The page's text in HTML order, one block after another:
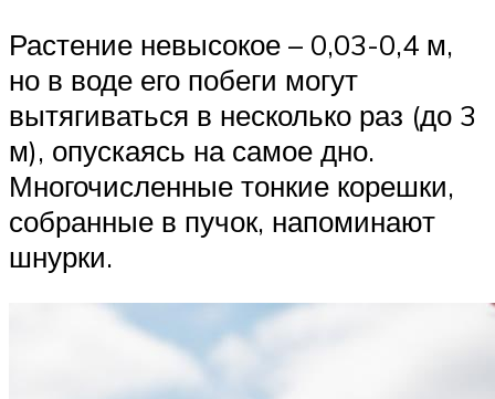
Растение невысокое – 0,03-0,4 м,
но в воде его побеги могут
вытягиваться в несколько раз (до 3
м), опускаясь на самое дно.
Многочисленные тонкие корешки,
собранные в пучок, напоминают
шнурки.